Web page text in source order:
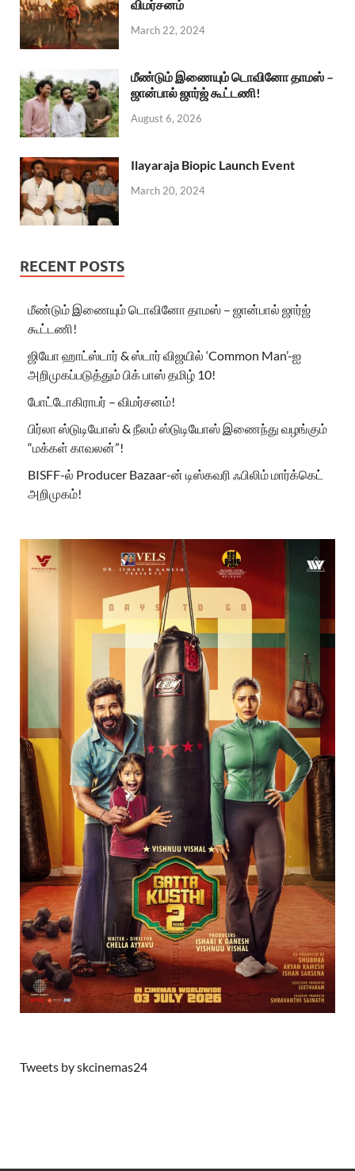
விமர்சனம்
March 22, 2024
மீண்டும் இணையும் டொவினோ தாமஸ் –
ஜான்பால் ஜார்ஜ் கூட்டணி!
August 6, 2026
Ilayaraja Biopic Launch Event
March 20, 2024
RECENT POSTS
மீண்டும் இணையும் டொவினோ தாமஸ் – ஜான்பால் ஜார்ஜ்
கூட்டணி!
ஜியோ ஹாட்ஸ்டார் & ஸ்டார் விஜயில் ‘Common Man’-ஐ
அறிமுகப்படுத்தும் பிக் பாஸ் தமிழ் 10!
போட்டோகிராபர் – விமர்சனம்!
பிர்லா ஸ்டுடியோஸ் & நீலம் ஸ்டுடியோஸ் இணைந்து வழங்கும்
“மக்கள் காவலன்”!
BISFF-ல் Producer Bazaar-ன் டிஸ்கவரி ஃபிலிம் மார்க்கெட்
அறிமுகம்!
Tweets by skcinemas24